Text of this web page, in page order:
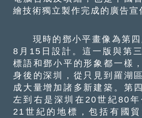
繪技術獨立製作完成的廣告宣
現時的鄧小平畫像為第四
8月15日設計。這一版與第
標語和鄧小平的形象都一樣
身後的深圳，從只見到羅湖
成大量增加諸多新建築。第
左到右是深圳在20世紀80年
21世紀的地標，包括有國